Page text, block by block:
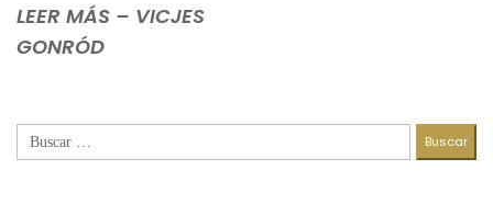
LEER MÁS – VICJES
GONRÓD
Buscar: